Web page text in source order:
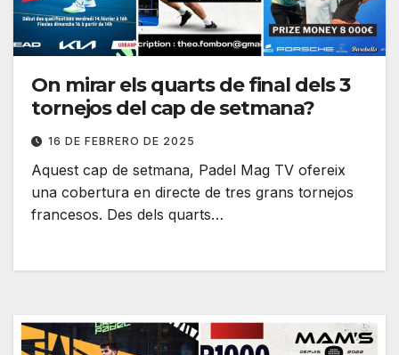
On mirar els quarts de final dels 3
tornejos del cap de setmana?
16 DE FEBRERO DE 2025
Aquest cap de setmana, Padel Mag TV ofereix
una cobertura en directe de tres grans tornejos
francesos. Des dels quarts…